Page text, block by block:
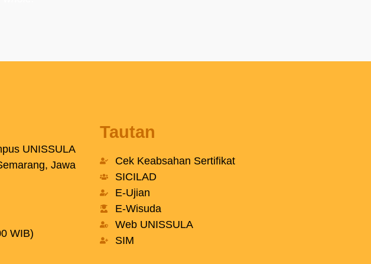
UNISSULA
Jawa
WIB)
Tautan
Cek Keabsahan Sertifikat
SICILAD
E-Ujian
E-Wisuda
Web UNISSULA
SIM